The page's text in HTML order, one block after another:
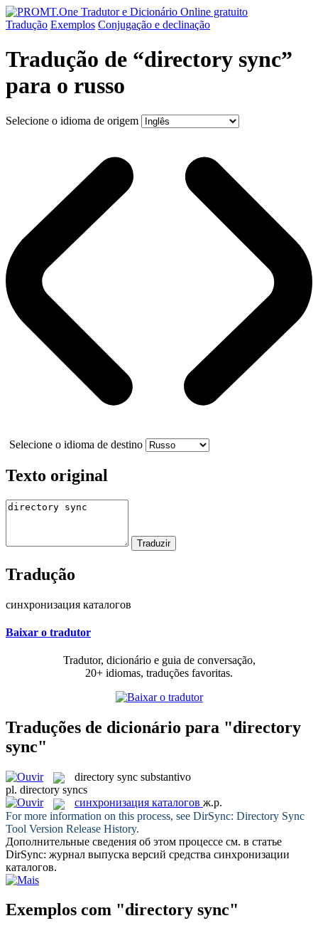
Tradução Exemplos Conjugação e declinação
Tradução de “directory sync”
para o russo
Selecione o idioma de origem
Selecione o idioma de destino
Texto original
Tradução
синхронизация каталогов
Baixar o tradutor
Tradutor, dicionário e guia de conversação,
20+ idiomas, traduções favoritas.
Traduções de dicionário para "directory
sync"
directory sync substantivo
pl. directory syncs
синхронизация каталогов ж.р.
For more information on this process, see DirSync: Directory Sync
Tool Version Release History.
Дополнительные сведения об этом процессе см. в статье
DirSync: журнал выпуска версий средства синхронизации
каталогов.
Exemplos com "directory sync"